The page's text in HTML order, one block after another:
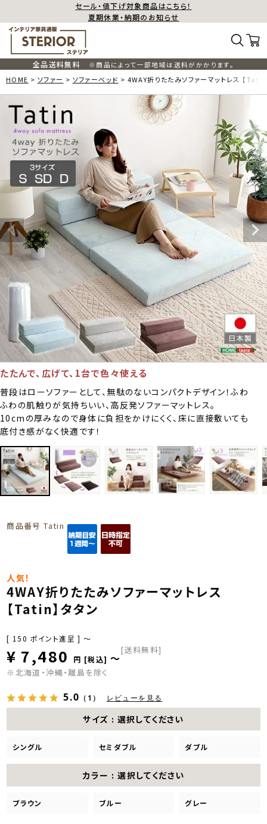
セール・値下げ対象商品はこちら！
夏期休業・納期のお知らせ
全品送料無料
※商品によって一部地域は送料がかかります。
HOME
ソファー ソファーベッド 4WAY折りたたみソファーマットレス 【Tatin
たたんで、広げて、1台で色々使える
普段はローソファーとして、無駄のないコンパクトデザイン！ふわ
ふわの肌触りが気持ちいい、高反発ソファーマットレス。
10cmの厚みなので身体に負担をかけにくく、床に直接敷いても
底付き感がなく快適です！
商品番号 Tatin
人気！
4WAY折りたたみソファーマットレス
【Tatin】タタン
[ 150 ポイント進呈 ] 〜
¥ 7,480 税込 〜
[送料無料]
※北海道・沖縄・離島を除く
5.0 （1） レビューを見る
サイズ 選択してください
シングル セミダブル ダブル
カラー 選択してください
ブラウン ブルー グレー